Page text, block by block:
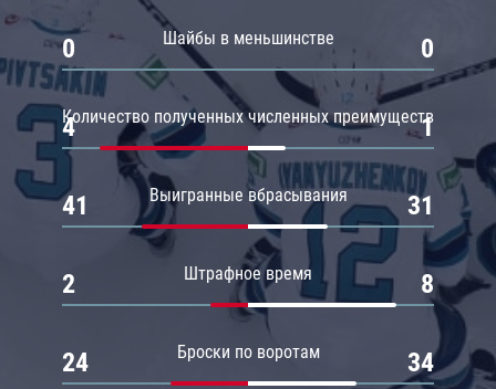
Шайбы в меньшинстве
0 0
Количество полученных численных преимуществ
4 1
Выигранные вбрасывания
41 31
Штрафное время
2 8
Броски по воротам
24 34